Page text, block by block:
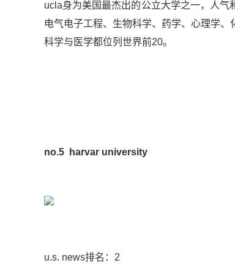
ucla身为美国最杰出的公立大学之一，人气
电气电子工程、生物科学、药学、心理学
科学与医学都位列世界前20。
no.5 harvar university
u.s. news排名：2